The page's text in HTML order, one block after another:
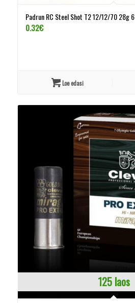
Padrun RC Steel Shot T2 12/12/70 28g 6
0.32€
Loe edasi
125 laos